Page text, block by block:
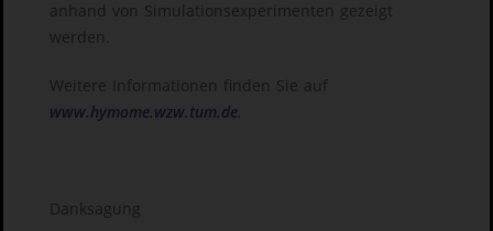
anhand von Simulationsexperimenten gezeigt
werden.
Weitere Informationen finden Sie auf
www.hymome.wzw.tum.de
Danksagung